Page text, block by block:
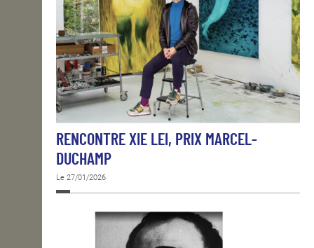
RENCONTRE XIE LEI, PRIX MARCEL-
DUCHAMP
Le 27/01/2026